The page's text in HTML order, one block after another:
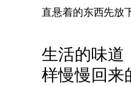
直悬着的东西先放
生活的味道
样慢慢回来